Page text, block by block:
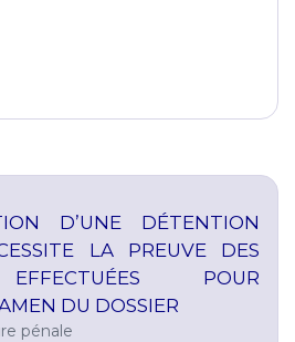
D’UNE DÉTENTION
LA PREUVE DES
POUR
DU DOSSIER
pénale